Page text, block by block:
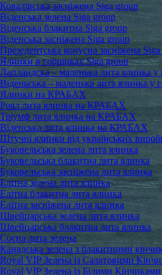
Ковалівська засніжена Siga group
Віденська зелена Siga group
Віденська блакитна Siga group
Віденська засніжена Siga group
Презедентська конусна засніжена
Ялинки в горщиках Siga group
Лапландска – маленька лита ялинка
Віденьська – маленька лита ялинка у
Ялинки на КРАБАХ
Роял лита ялинка на КРАБАХ
Тріумф лита ялинка на КРАБАХ
Віденська лита ялинка на КРАБАХ
Штучні ялинки від українських
Буковельська зелена лита ялинка
Буковельська блакитна лита ялинка
Буковельська засніжена лита ялинка
Елітна зелена лита ялинка
Елітна блакитна лита ялинка
Елітна засніжена лита ялинка
Швейцарська зелена лита ялинка
Швейцарська блакитна лита ялинка
Сосна лита зелена
Канадська зелена з блакитними
Royal VIP Зелена із Салатовими
Royal VIP Зелена із Білими